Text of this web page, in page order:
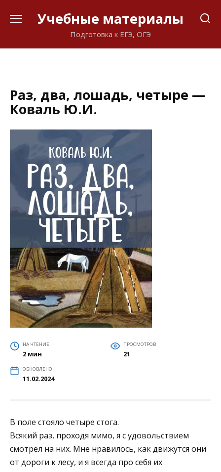
Учебные материалы
Подготовка к ЕГЭ, ОГЭ
Раз, два, лошадь, четыре —
Коваль Ю.И.
НА ЧТЕНИЕ
2 мин
ПРОСМОТРОВ
21
ОБНОВЛЕНО
11.02.2024
В поле стояло четыре стога.
Всякий раз, проходя мимо, я с удовольствием
смотрел на них. Мне нравилось, как движутся они
от дороги к лесу, и я всегда про себя их